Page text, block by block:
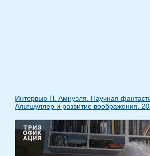
Интервью П. Амнуэля. Научная
Альтшуллер и развитие воображения.